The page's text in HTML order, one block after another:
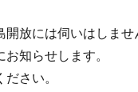
放には伺いはしませ
知らせします。
さい。